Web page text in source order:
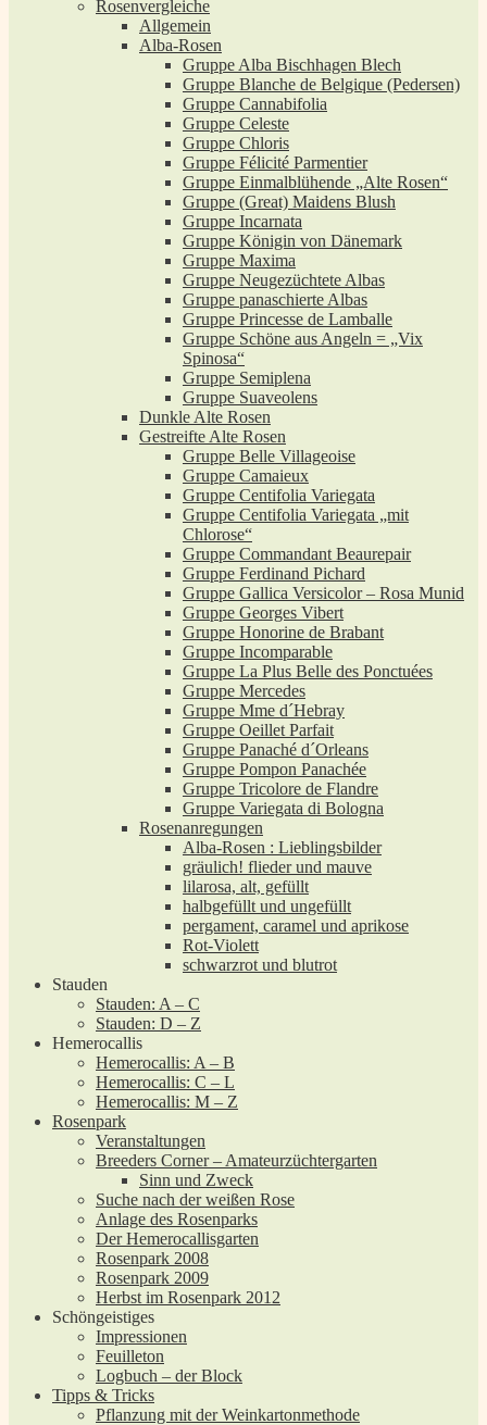
Rosenvergleiche
Allgemein
Alba-Rosen
Gruppe Alba Bischhagen Blech
Gruppe Blanche de Belgique (Pedersen)
Gruppe Cannabifolia
Gruppe Celeste
Gruppe Chloris
Gruppe Félicité Parmentier
Gruppe Einmalblühende „Alte Rosen“
Gruppe (Great) Maidens Blush
Gruppe Incarnata
Gruppe Königin von Dänemark
Gruppe Maxima
Gruppe Neugezüchtete Albas
Gruppe panaschierte Albas
Gruppe Princesse de Lamballe
Gruppe Schöne aus Angeln = „Vix
Spinosa“
Gruppe Semiplena
Gruppe Suaveolens
Dunkle Alte Rosen
Gestreifte Alte Rosen
Gruppe Belle Villageoise
Gruppe Camaieux
Gruppe Centifolia Variegata
Gruppe Centifolia Variegata „mit
Chlorose“
Gruppe Commandant Beaurepair
Gruppe Ferdinand Pichard
Gruppe Gallica Versicolor – Rosa Munid
Gruppe Georges Vibert
Gruppe Honorine de Brabant
Gruppe Incomparable
Gruppe La Plus Belle des Ponctuées
Gruppe Mercedes
Gruppe Mme d´Hebray
Gruppe Oeillet Parfait
Gruppe Panaché d´Orleans
Gruppe Pompon Panachée
Gruppe Tricolore de Flandre
Gruppe Variegata di Bologna
Rosenanregungen
Alba-Rosen : Lieblingsbilder
gräulich! flieder und mauve
lilarosa, alt, gefüllt
halbgefüllt und ungefüllt
pergament, caramel und aprikose
Rot-Violett
schwarzrot und blutrot
Stauden
Stauden: A – C
Stauden: D – Z
Hemerocallis
Hemerocallis: A – B
Hemerocallis: C – L
Hemerocallis: M – Z
Rosenpark
Veranstaltungen
Breeders Corner – Amateurzüchtergarten
Sinn und Zweck
Suche nach der weißen Rose
Anlage des Rosenparks
Der Hemerocallisgarten
Rosenpark 2008
Rosenpark 2009
Herbst im Rosenpark 2012
Schöngeistiges
Impressionen
Feuilleton
Logbuch – der Block
Tipps & Tricks
Pflanzung mit der Weinkartonmethode